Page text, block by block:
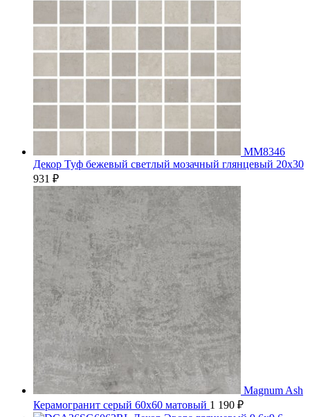
MM8346
Декор Туф бежевый светлый мозачный глянцевый 20х30
931 ₽
Magnum Ash
Керамогранит серый 60х60 матовый 1 190 ₽